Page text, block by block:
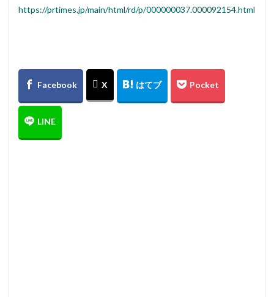
https://prtimes.jp/main/html/rd/p/000000037.000092154.html